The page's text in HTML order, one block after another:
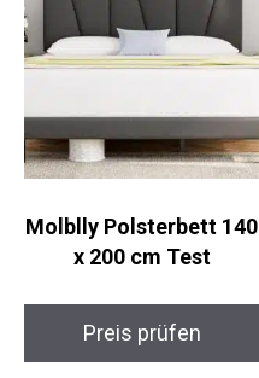
Molblly Polsterbett 140
x 200 cm Test
Preis prüfen